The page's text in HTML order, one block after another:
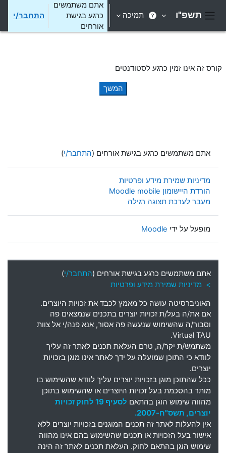
תשפ"ו תמיכה
אתם משתמשים
כרגע בגישת
אורחים
התחבר/י
קורס זה אינו זמין כרגע לסטודנטים
המשך
אתם משתמשים כרגע בגישת אורחים (התחבר/י)
מדיניות שמירת מידע ופרטיות
הורדת היישומון Moodle mobile
מעבר לערכת תצוגה רגילה
מופעל על ידי Moodle
אתם משתמשים כרגע בגישת אורחים (התחבר/י)
> מדיניות שמירת מידע ופרטיות
האוניברסיטה עושה כל מאמץ לכבד את זכויות היוצרים.
אם את/ה בעל/ת זכויות יוצרים בתכנים שנמצאים פה
וסבור/ה שהשימוש שנעשה פה אסור, אנא פנה/י אל צוות
Virtual TAU.
משתמש/ת יקר/ה, טרם העלאת תכנים לאתר זה עליך
לוודא כי התוכן שמועלה על ידך לאתר אינו מוגן בזכויות
יוצרים.
ככל שהתוכן מוגן בזכויות יוצרים עליך לוודא שהשימוש בו
מותר בהסכמת בעל זכויות היוצרים או שהשימוש בתוכן
מהווה שימוש הוגן בהתאם
לסעיף 19 לחוק זכויות
יוצרים, תשס"ח-2007.
אין להעלות לאתר זה תכנים המוגנים בזכויות יוצרים ללא
אישור בעל הזכויות או תכנים שהשימוש בהם אינו מהווה
שימוש הוגן בהתאם לחוק. העלאת תכנים לאתר זה הינה